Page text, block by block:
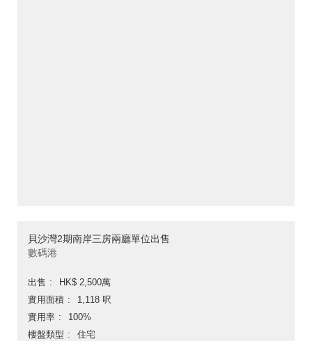
貝沙灣2期南岸三房兩廳單位出售
數碼港
出售
HK$ 2,500萬
實用面積
1,118 呎
實用率
100%
樓盤類型
住宅